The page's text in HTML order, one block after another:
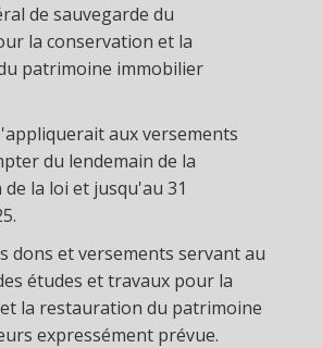
de sauvegarde du
la conservation et la
patrimoine immobilier
aux versements
du lendemain de la
la loi et jusqu'au 31
dons et versements servant au
études et travaux pour la
la restauration du patrimoine
expressément prévue.